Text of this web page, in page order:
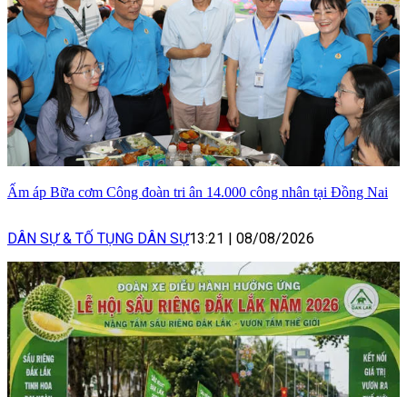
Ấm áp Bữa cơm Công đoàn tri ân 14.000 công nhân tại Đồng Nai
DÂN SỰ & TỐ TỤNG DÂN SỰ13:21 08/08/2026